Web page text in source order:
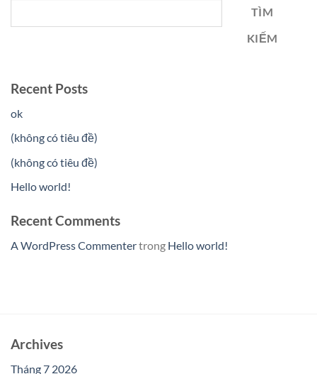
TÌM
KIẾM
Recent Posts
ok
(không có tiêu đề)
(không có tiêu đề)
Hello world!
Recent Comments
A WordPress Commentertrong Hello world!
Archives
Tháng 7 2026